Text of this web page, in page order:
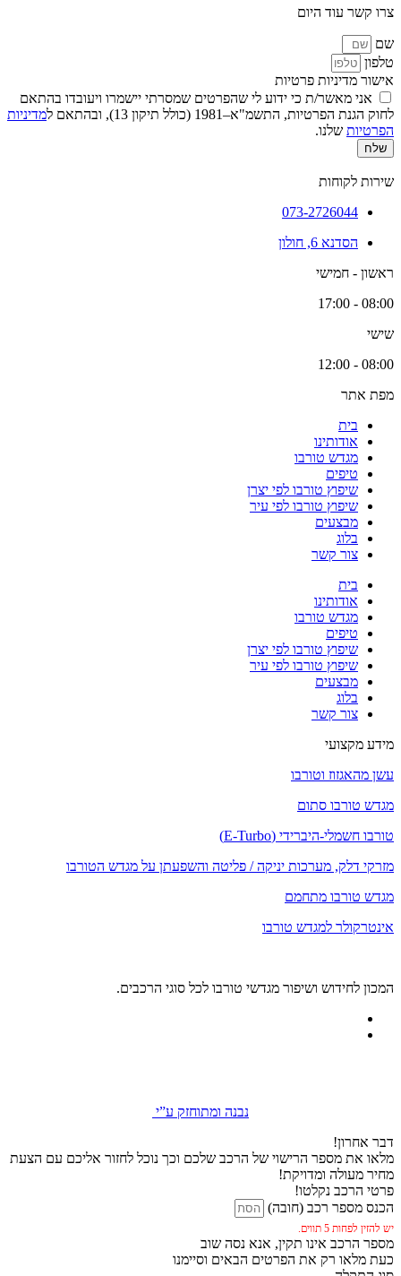
צרו קשר עוד היום
שם
טלפון
אישור מדיניות פרטיות
אני מאשר/ת כי ידוע לי שהפרטים שמסרתי יישמרו ויעובדו בהתאם
לחוק הגנת הפרטיות, התשמ"א–1981 (כולל תיקון 13), ובהתאם ל
מדיניות
הפרטיותשלנו.
שלח
שירות לקוחות
073-2726044
הסדנא 6, חולון
ראשון - חמישי
08:00 - 17:00
שישי
08:00 - 12:00
מפת אתר
בית
אודותינו
מגדש טורבו
טיפים
שיפוץ טורבו לפי יצרן
שיפוץ טורבו לפי עיר
מבצעים
בלוג
צור קשר
בית
אודותינו
מגדש טורבו
טיפים
שיפוץ טורבו לפי יצרן
שיפוץ טורבו לפי עיר
מבצעים
בלוג
צור קשר
מידע מקצועי
עשן מהאגזוז וטורבו
מגדש טורבו סתום
טורבו חשמלי-היברידי (E-Turbo)
מזרקי דלק, מערכות יניקה / פליטה והשפעתן על מגדש הטורבו
מגדש טורבו מתחמם
אינטרקולר למגדש טורבו
המכון לחידוש ושיפור מגדשי טורבו לכל סוגי הרכבים.
נבנה ומתוחזק ע”י
דבר אחרון!
מלאו את מספר הרישוי של הרכב שלכם וכך נוכל לחזור אליכם עם הצעת
מחיר מעולה ומדויקת!
פרטי הרכב נקלטו!
הכנס מספר רכב (חובה)
יש להזין לפחות 5 תווים.
מספר הרכב אינו תקין, אנא נסה שוב
כעת מלאו רק את הפרטים הבאים וסיימנו